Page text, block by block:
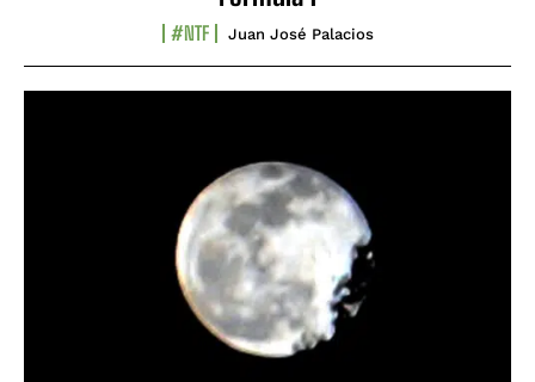
#NTF Juan José Palacios